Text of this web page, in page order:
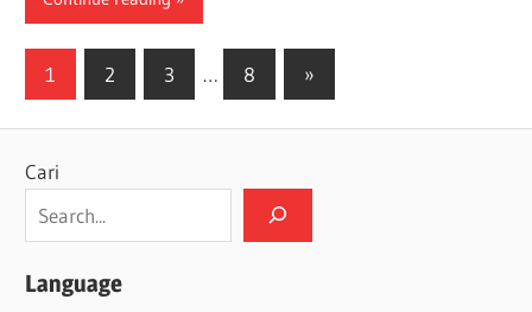
Paginasi
1 2 3 … 8
Next
Posts
»
Cari
Language